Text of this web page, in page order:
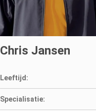
Chris Jansen
Leeftijd:
Specialisatie: